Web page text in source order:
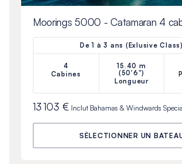
Moorings 5000 - Catamaran 4
De 1 à 3 ans (Exlusive Class)
4
Cabines
15.40 m
(50'6")
Longueur
13 103 € Inclut Bahamas & Windwards
SÉLECTIONNER UN